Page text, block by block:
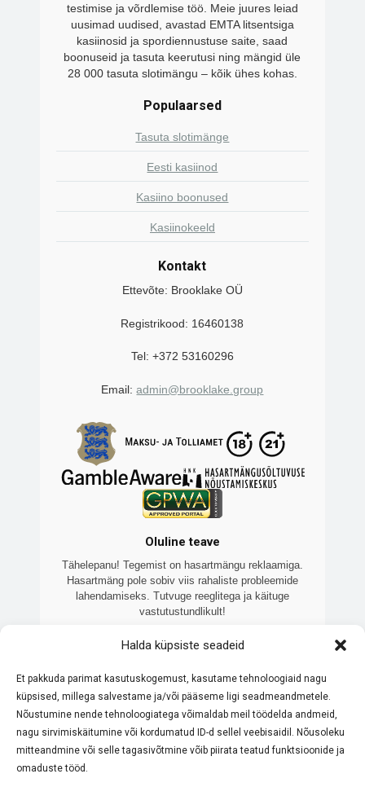
Halda küpsiste seadeid
Et pakkuda parimat kasutuskogemust, kasutame tehnoloogiaid nagu
küpsised, millega salvestame ja/või pääseme ligi seadmeandmetele.
Nõustumine nende tehnoloogiatega võimaldab meil töödelda andmeid,
nagu sirvimiskäitumine või kordumatud ID-d sellel veebisaidil. Nõusoleku
mitteandmine või selle tagasivõtmine võib piirata teatud funktsioonide ja
omaduste tööd.
testimise ja võrdlemise töö. Meie juures leiad
uusimad uudised, avastad EMTA litsentsiga
kasiinosid ja spordiennustuse saite, saad
boonuseid ja tasuta keerutusi ning mängid üle
28 000 tasuta slotimängu – kõik ühes kohas.
Populaarsed
Tasuta slotimänge
Eesti kasiinod
Kasiino boonused
Kasiinokeeld
Kontakt
Ettevõte: Brooklake OÜ
Registrikood: 16460138
Tel: +372 53160296
Email:admin@brooklake.group
Oluline teave
Tähelepanu! Tegemist on hasartmängu reklaamiga.
Hasartmäng pole sobiv viis rahaliste probleemide
lahendamiseks. Tutvuge reeglitega ja käituge
vastutustundlikult!
Veebilehte 7kasiino.ee haldab Brooklake OÜ
(registrikood: 16460138), sõltumatu Eesti ettevõte, mis
ja tutvustamisele. Meie eesmärk on pakkuda ajakohast ja
objektiivset teavet. Kõik meie koostööpartnerid omavad
Eesti Maksu- ja Tolliameti litsentsi. Palume alati tutvuda
mängimist. Hasartmäng pole sobiv viis rahaliste
probleemide lahendamiseks – mängi vastutustundlikult.